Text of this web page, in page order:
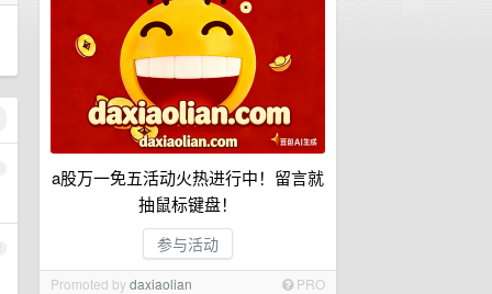
a股万一免五活动火热进行中！留言就
抽鼠标键盘！
参与活动
Promoted bydaxiaolian PRO